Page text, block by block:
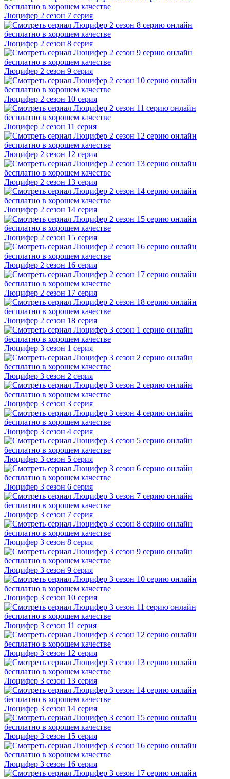
Люцифер 2 cезон 7 cерия
Люцифер 2 cезон 8 cерия
Люцифер 2 cезон 9 cерия
Люцифер 2 cезон 10 cерия
Люцифер 2 cезон 11 cерия
Люцифер 2 cезон 12 cерия
Люцифер 2 cезон 13 cерия
Люцифер 2 cезон 14 cерия
Люцифер 2 cезон 15 cерия
Люцифер 2 cезон 16 cерия
Люцифер 2 cезон 17 cерия
Люцифер 2 cезон 18 cерия
Люцифер 3 cезон 1 cерия
Люцифер 3 cезон 2 cерия
Люцифер 3 cезон 3 cерия
Люцифер 3 cезон 4 cерия
Люцифер 3 cезон 5 cерия
Люцифер 3 cезон 6 cерия
Люцифер 3 cезон 7 cерия
Люцифер 3 cезон 8 cерия
Люцифер 3 cезон 9 cерия
Люцифер 3 cезон 10 cерия
Люцифер 3 cезон 11 cерия
Люцифер 3 cезон 12 cерия
Люцифер 3 cезон 13 cерия
Люцифер 3 cезон 14 cерия
Люцифер 3 cезон 15 cерия
Люцифер 3 cезон 16 cерия